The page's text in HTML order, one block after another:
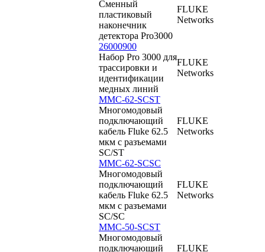
Сменный
пластиковый
наконечник
детектора Pro3000
FLUKE
Networks
26000900
Набор Pro 3000 для
трассировки и
идентификации
медных линий
FLUKE
Networks
MMC-62-SCST
Многомодовый
подключающий
кабель Fluke 62.5
мкм с разъемами
SC/ST
FLUKE
Networks
MMC-62-SCSC
Многомодовый
подключающий
кабель Fluke 62.5
мкм с разъемами
SC/SC
FLUKE
Networks
MMC-50-SCST
Многомодовый
подключающий
FLUKE